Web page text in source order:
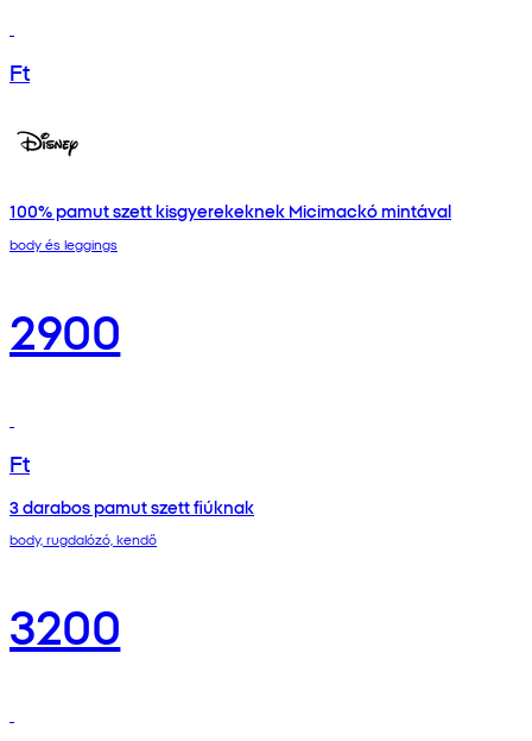
Ft
100% pamut szett kisgyerekeknek Micimackó mintával
body és leggings
2900
Ft
3 darabos pamut szett fiúknak
body, rugdalózó, kendő
3200